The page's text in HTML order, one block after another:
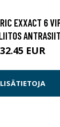
EXXACT 6
32.45 EUR
LISÄTIETOJA